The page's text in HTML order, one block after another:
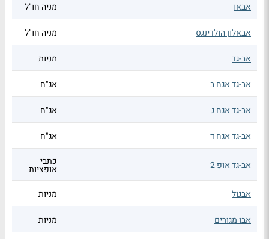
אבאו מניה חו"ל
אבאלון הולדינגס מניה חו"ל
אב-גד מניות
אב-גד אגח ב אג"ח
אב-גד אגח ג אג"ח
אב-גד אגח ד אג"ח
אב-גד אופ 2 כתבי
אופציות
אבגול
מניות
אבו מגורים מניות